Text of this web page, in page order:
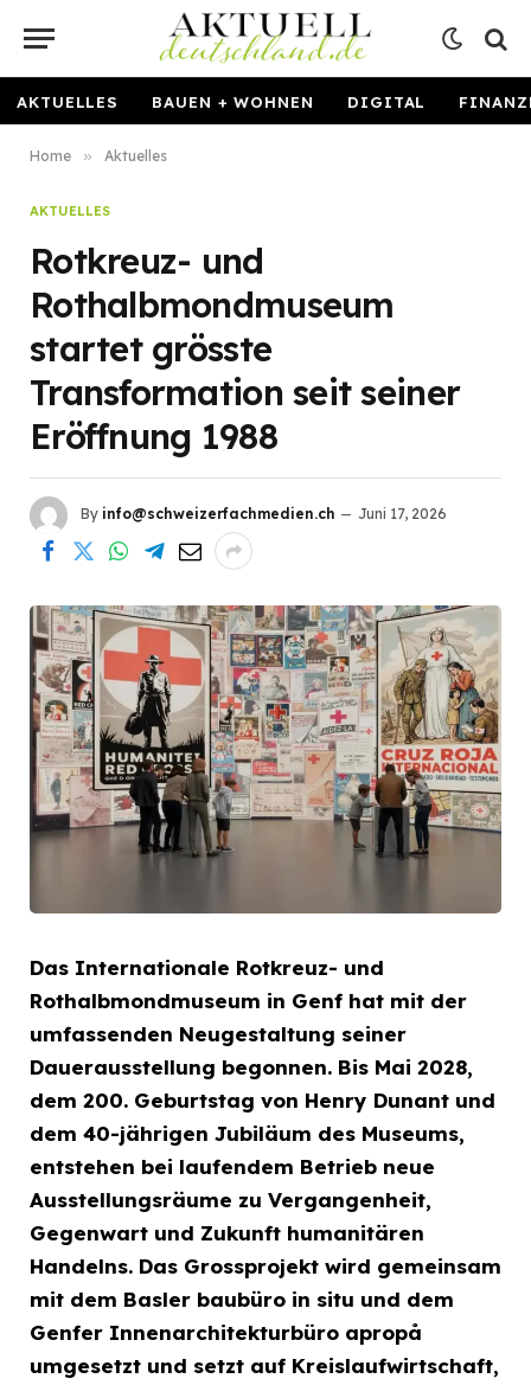
AKTUELLES BAUEN + WOHNEN DIGITAL
Home » Aktuelles
AKTUELLES
Rotkreuz- und
Rothalbmondmuseum
startet grösste
Transformation seit seiner
Eröffnung 1988
By info@schweizerfachmedien.ch Juni 17, 2026
Das Internationale Rotkreuz- und
Rothalbmondmuseum in Genf hat mit der
umfassenden Neugestaltung seiner
Dauerausstellung begonnen. Bis Mai 2028,
dem 200. Geburtstag von Henry Dunant und
dem 40-jährigen Jubiläum des Museums,
entstehen bei laufendem Betrieb neue
Ausstellungsräume zu Vergangenheit,
Gegenwart und Zukunft humanitären
Handelns. Das Grossprojekt wird gemeinsam
mit dem Basler baubüro in situ und dem
Genfer Innenarchitekturbüro apropå
umgesetzt und setzt auf Kreislaufwirtschaft,